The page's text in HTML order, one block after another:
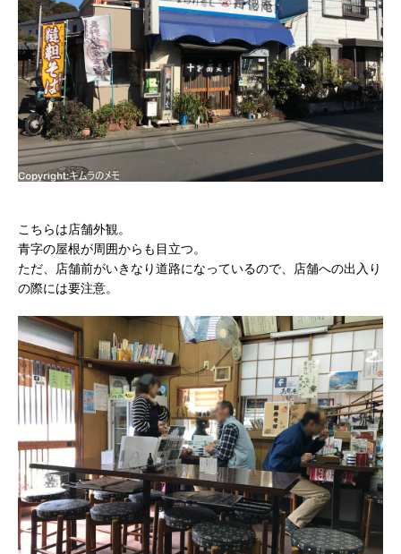
こちらは店舗外観。
青字の屋根が周囲からも目立つ。
ただ、店舗前がいきなり道路になっているので、店舗への出入り
の際には要注意。